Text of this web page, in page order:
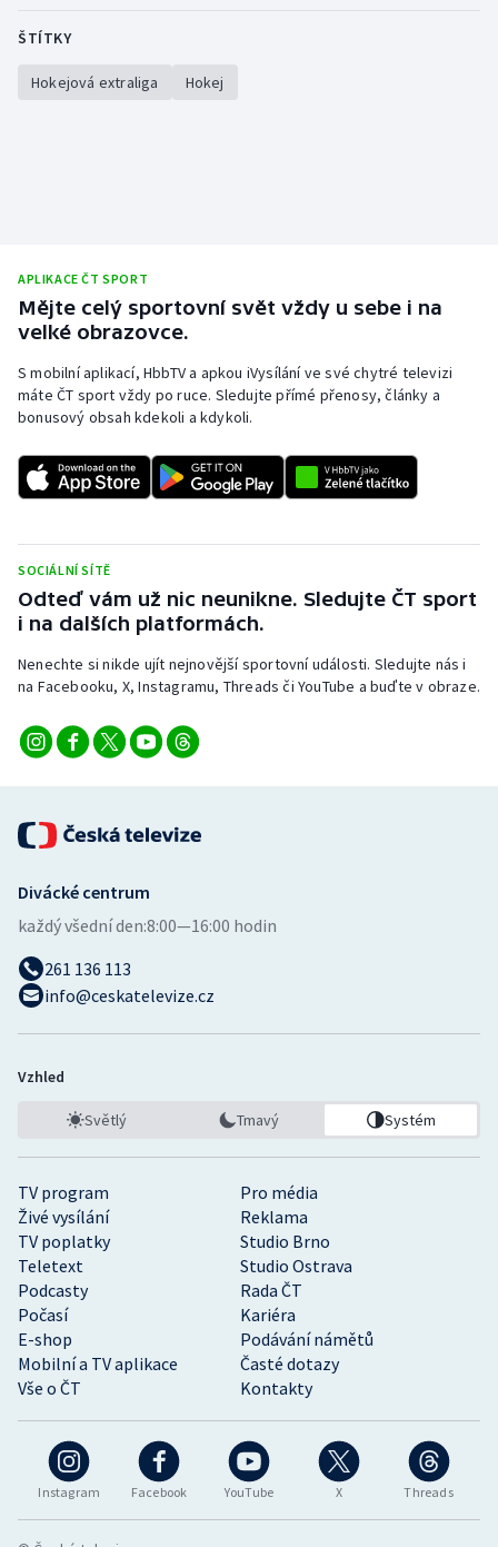
ŠTÍTKY
Hokejová extraliga Hokej
APLIKACE ČT SPORT
Mějte celý sportovní svět vždy u sebe i na
velké obrazovce.
S mobilní aplikací, HbbTV a apkou iVysílání ve své chytré televizi
máte ČT sport vždy po ruce. Sledujte přímé přenosy, články a
bonusový obsah kdekoli a kdykoli.
SOCIÁLNÍ SÍTĚ
Odteď vám už nic neunikne. Sledujte ČT sport
i na dalších platformách.
Nenechte si nikde ujít nejnovější sportovní události. Sledujte nás i
na Facebooku, X, Instagramu, Threads či YouTube a buďte v obraze.
Instagram Facebook YouTube X Threads
TV program
Pro média
Živé vysílání
Reklama
TV poplatky
Studio Brno
Teletext
Studio Ostrava
Podcasty
Rada ČT
Počasí
Kariéra
E-shop
Podávání námětů
Mobilní a TV aplikace
Časté dotazy
Vše o ČT
Kontakty
Divácké centrum
každý všední den:8:00—16:00 hodin
261 136 113
info@ceskatelevize.cz
Vzhled
Světlý Tmavý Systém